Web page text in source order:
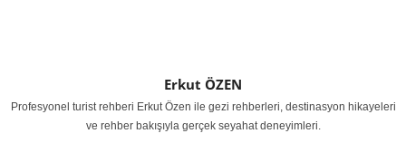
Erkut ÖZEN
Profesyonel turist rehberi Erkut Özen ile gezi rehberleri, destinasyon hikayeleri
ve rehber bakışıyla gerçek seyahat deneyimleri.